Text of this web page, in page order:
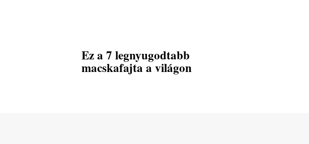
Ez a 7 legnyugodtabb
macskafajta a világon